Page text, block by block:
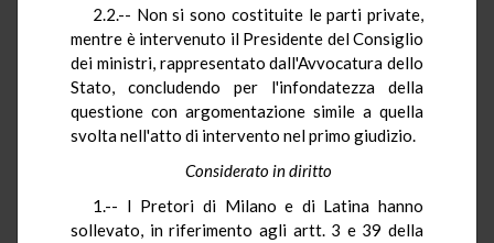
2.2.-- Non si sono costituite le parti private,
mentre è intervenuto il Presidente del Consiglio
dei ministri, rappresentato dall'Avvocatura dello
Stato, concludendo per l'infondatezza della
questione con argomentazione simile a quella
svolta nell'atto di intervento nel primo giudizio.
Considerato in diritto
1.-- I Pretori di Milano e di Latina hanno
sollevato, in riferimento agli artt. 3 e 39 della